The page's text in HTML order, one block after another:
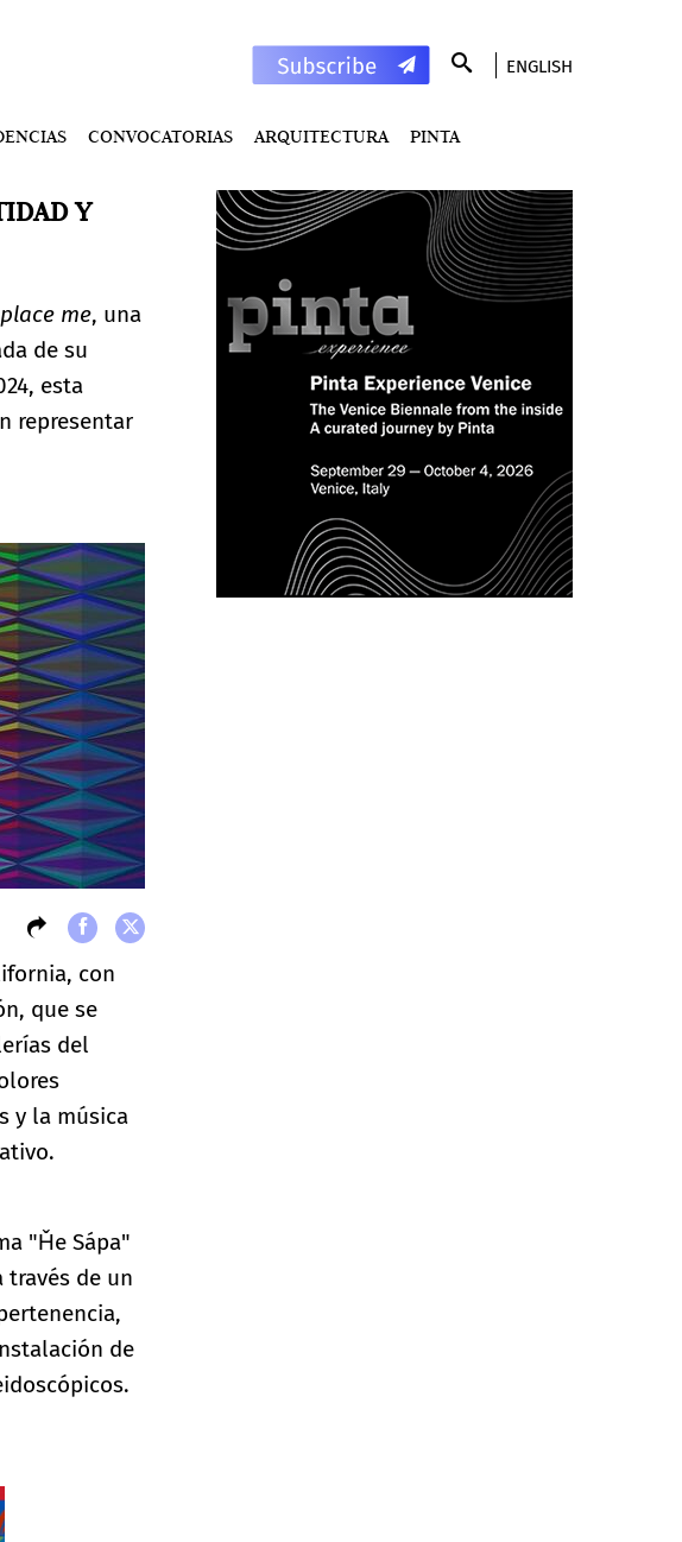
ENGLISH
CONVOCATORIAS ARQUITECTURA PINTA
Y
me, una
de su
esta
representar
con
que se
del
y la música
"Ȟe Sápa"
través de un
de